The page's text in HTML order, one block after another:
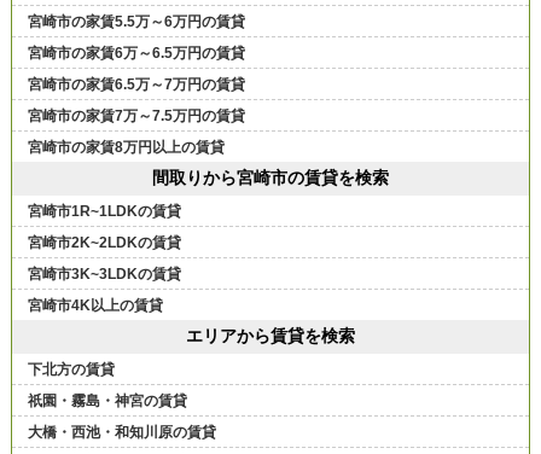
宮崎市の家賃5.5万～6万円の賃貸
宮崎市の家賃6万～6.5万円の賃貸
宮崎市の家賃6.5万～7万円の賃貸
宮崎市の家賃7万～7.5万円の賃貸
宮崎市の家賃8万円以上の賃貸
間取りから宮崎市の賃貸を検索
宮崎市1R~1LDKの賃貸
宮崎市2K~2LDKの賃貸
宮崎市3K~3LDKの賃貸
宮崎市4K以上の賃貸
エリアから賃貸を検索
下北方の賃貸
祇園・霧島・神宮の賃貸
大橋・西池・和知川原の賃貸